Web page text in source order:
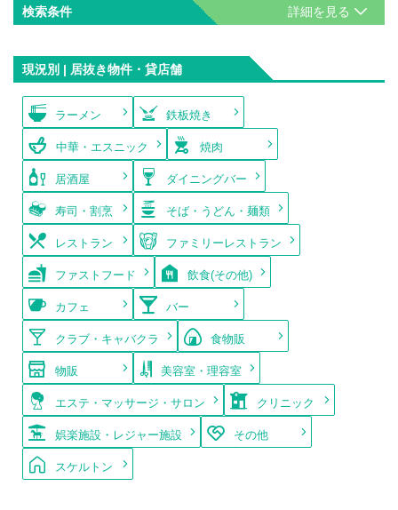
検索条件
現況別 | 居抜き物件・貸店舗
ラーメン 鉄板焼き
中華・エスニック 焼肉
居酒屋 ダイニングバー
寿司・割烹 そば・うどん・麺類
レストラン ファミリーレストラン
ファストフード 飲食(その他)
カフェ バー
クラブ・キャバクラ 食物販
物販 美容室・理容室
エステ・マッサージ・サロン クリニック
娯楽施設・レジャー施設 その他
スケルトン